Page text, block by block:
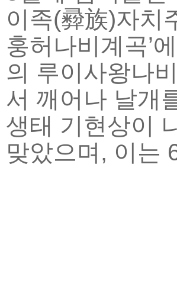
이족(彛族)자치
훙허나비계곡’
의 루이사왕나
서 깨어나 날개
생태 기현상이
맞았으며, 이는